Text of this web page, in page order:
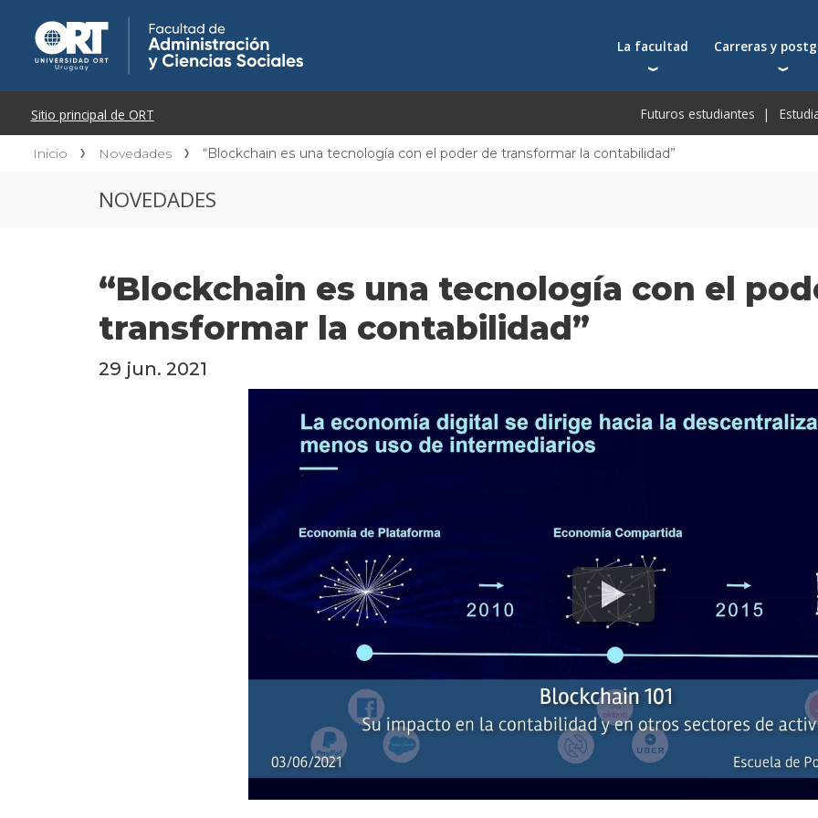
La facultad
Autoridades
Docentes visitantes
Conferencias en YouTube
Escuela de Negocios
Carreras y
Carreras
Postgrados
Futuros estudiantes
Inicio Novedades “Blockchain es una tecnología con el poder de transformar la contabilidad”
NOVEDADES
“Blockchain es una tecnología con el
transformar la contabilidad”
29 jun. 2021